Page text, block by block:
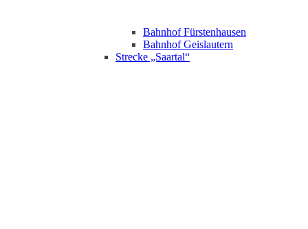
Bahnhof Fürstenhausen
Bahnhof Geislautern
Strecke „Saartal“